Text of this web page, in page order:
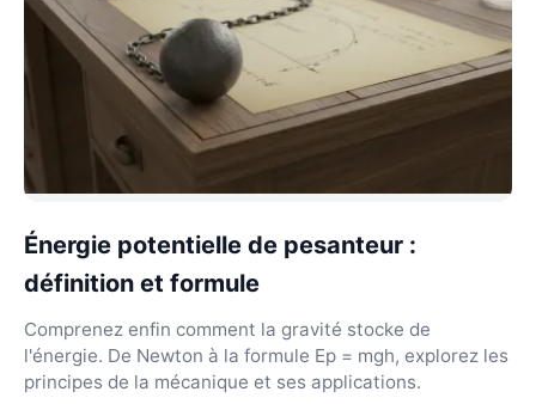
Énergie potentielle de pesanteur :
définition et formule
Comprenez enfin comment la gravité stocke de
l'énergie. De Newton à la formule Ep = mgh, explorez les
principes de la mécanique et ses applications.